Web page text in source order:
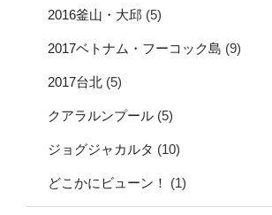
2016釜山・大邱 (5)
2017ベトナム・フーコック島 (9)
2017台北 (5)
クアラルンプール (5)
ジョグジャカルタ (10)
どこかにビューン！ (1)